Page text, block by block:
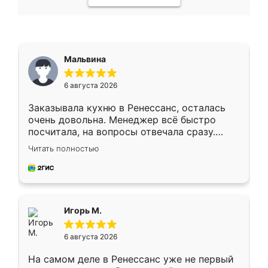
Мальвина
6 августа 2026
Заказывала кухню в Ренессанс, осталась
очень довольна. Менеджер всё быстро
посчитала, на вопросы отвечала сразу.
Замерщик приехал в субботу, подошёл к
делу со всей ответственностью. Собрали
за день, ребята работали аккуратно, даже
Читать полностью
Игорь М.
6 августа 2026
На самом деле в Ренессанс уже не первый